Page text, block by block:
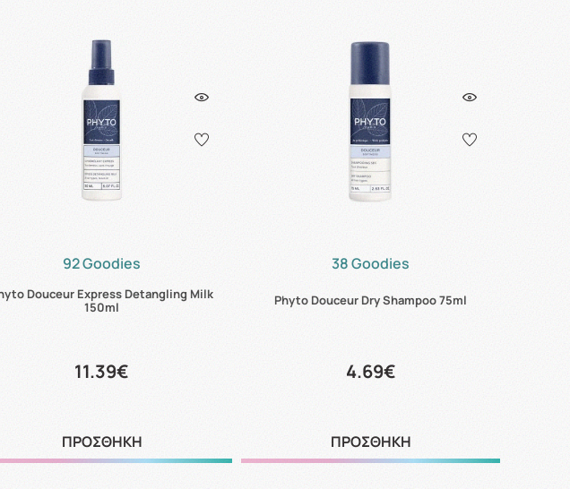
92 Goodies
Douceur Express Detangling Milk
150ml
11.39€
ΠΡΟΣΘΗΚΗ
38 Goodies
Phyto Douceur Dry Shampoo 75ml
4.69€
ΠΡΟΣΘΗΚΗ